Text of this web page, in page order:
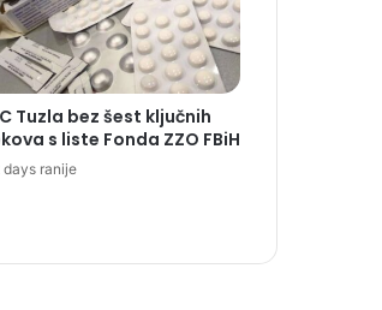
Tuzla bez šest ključnih
s liste Fonda ZZO FBiH
days ranije